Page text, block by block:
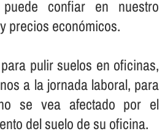
confiar en nuestro
precios económicos.
pulir suelos en oficinas,
a la jornada laboral, para
se vea afectado por el
del suelo de su oficina.